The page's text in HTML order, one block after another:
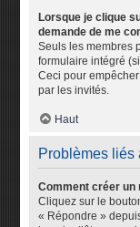
Lorsque je clique
demande de me
Seuls les membres
formulaire intégré
Ceci pour
par les invités.
Haut
Problèmes liés
Comment créer un
Cliquez sur le
« Répondre »